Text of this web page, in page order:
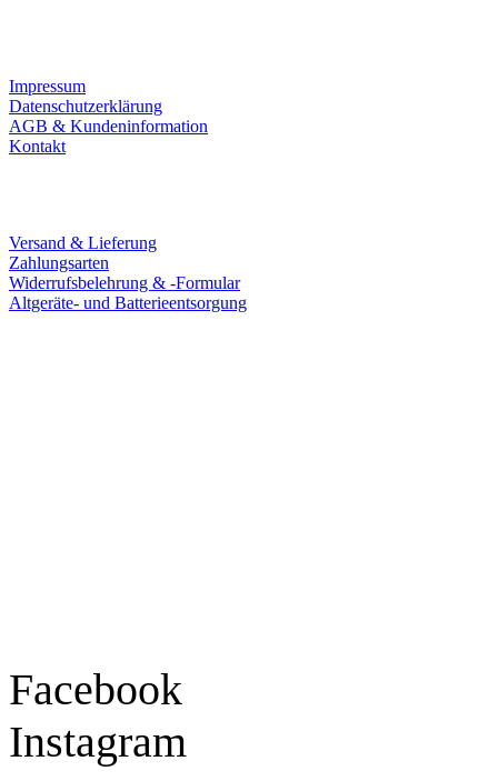
Impressum
Datenschutzerklärung
AGB & Kundeninformation
Kontakt
Versand & Lieferung
Zahlungsarten
Widerrufsbelehrung & -Formular
Altgeräte- und Batterieentsorgung
Facebook
Instagram